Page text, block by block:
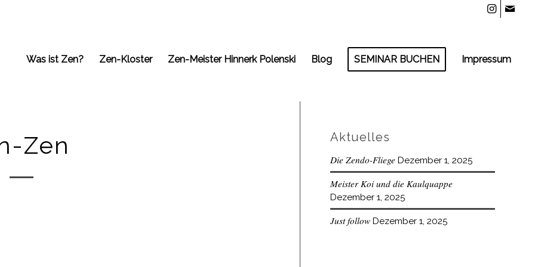
Was ist Zen? Zen-Kloster Zen-Meister Hinnerk Polenski Blog SEMINAR BUCHEN Impressum
Zen Aktuelles
Die Zendo-Fliege Dezember 1, 2025
Meister Koi und die Kaulquappe
Dezember 1, 2025
Just follow Dezember 1, 2025